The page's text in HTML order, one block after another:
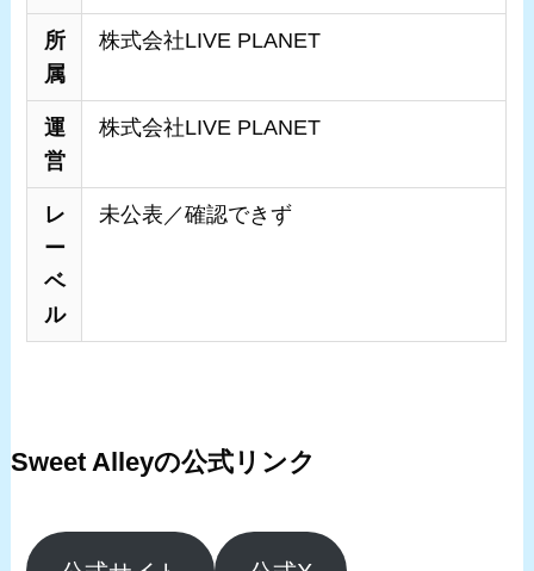
所
属
株式会社LIVE PLANET
運
営
株式会社LIVE PLANET
レ
ー
ベ
ル
未公表／確認できず
Sweet Alleyの公式リンク